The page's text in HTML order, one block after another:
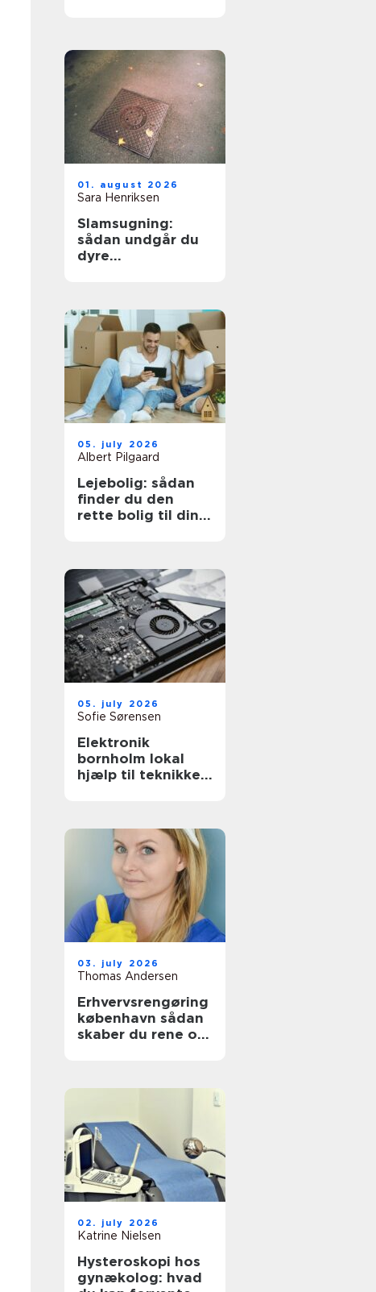
01. august 2026
Sara Henriksen
Slamsugning:
sådan undgår du
dyre
05. july 2026
Albert Pilgaard
Lejebolig: sådan
finder du den
rette bolig til din
05. july 2026
Sofie Sørensen
Elektronik
bornholm lokal
hjælp til teknikken
03. july 2026
Thomas Andersen
Erhvervsrengøring
københavn sådan
skaber du rene og
02. july 2026
Katrine Nielsen
Hysteroskopi hos
gynækolog: hvad